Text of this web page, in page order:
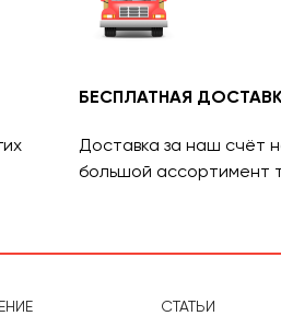
БЕСПЛАТНАЯ
Доставка за наш счёт
большой ассортимент
СТАТЬИ